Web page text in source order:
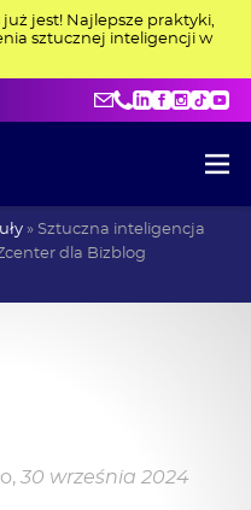
już jest! Najlepsze praktyki,
sztucznej inteligencji w
+48 515 275
LinkedIn
» Sztuczna inteligencja
dla Bizblog
, 30 września 2024